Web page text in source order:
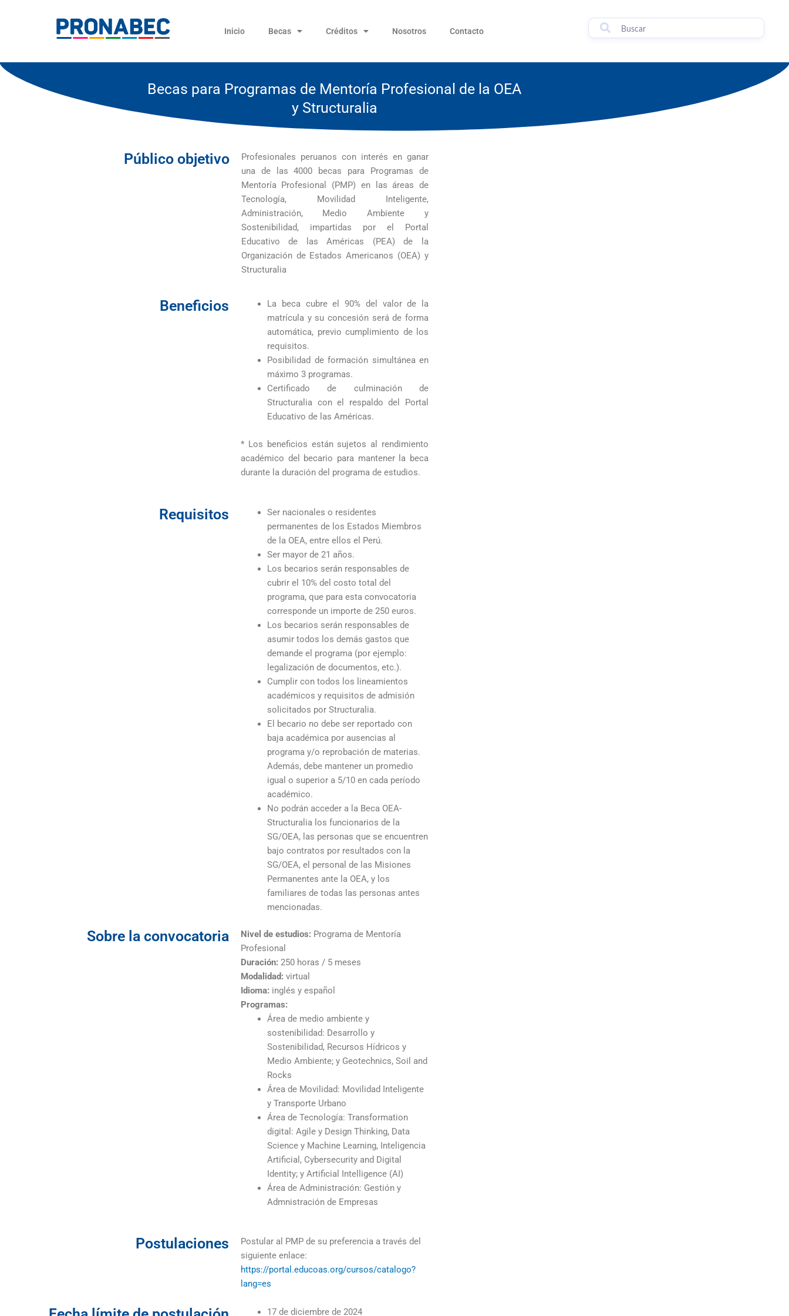
Inicio Becas Créditos Nosotros Contacto
Becas para Programas de Mentoría Profesional de la OEA
y Structuralia
Público objetivo
Profesionales peruanos con interés en ganar
una de las 4000 becas para Programas de
Mentoría Profesional (PMP) en las áreas de
Tecnología, Movilidad Inteligente,
Administración, Medio Ambiente y
Sostenibilidad, impartidas por el Portal
Educativo de las Américas (PEA) de la
Organización de Estados Americanos (OEA) y
Structuralia
Beneficios
La beca cubre el 90% del valor de la
matrícula y su concesión será de forma
automática, previo cumplimiento de los
requisitos.
Posibilidad de formación simultánea en
máximo 3 programas.
Certificado de culminación de
Structuralia con el respaldo del Portal
Educativo de las Américas.
* Los beneficios están sujetos al rendimiento
académico del becario para mantener la beca
durante la duración del programa de estudios.
Requisitos
Ser nacionales o residentes
permanentes de los Estados Miembros
de la OEA, entre ellos el Perú.
Ser mayor de 21 años.
Los becarios serán responsables de
cubrir el 10% del costo total del
programa, que para esta convocatoria
corresponde un importe de 250 euros.
Los becarios serán responsables de
asumir todos los demás gastos que
demande el programa (por ejemplo:
legalización de documentos, etc.).
Cumplir con todos los lineamientos
académicos y requisitos de admisión
solicitados por Structuralia.
El becario no debe ser reportado con
baja académica por ausencias al
programa y/o reprobación de materias.
Además, debe mantener un promedio
igual o superior a 5/10 en cada período
académico.
No podrán acceder a la Beca OEA-
Structuralia los funcionarios de la
SG/OEA, las personas que se encuentren
bajo contratos por resultados con la
SG/OEA, el personal de las Misiones
Permanentes ante la OEA, y los
familiares de todas las personas antes
mencionadas.
Sobre la convocatoria Nivel de estudios: Programa de Mentoría
Profesional
Duración: 250 horas / 5 meses
Modalidad: virtual
Idioma: inglés y español
Programas:
Área de medio ambiente y
sostenibilidad: Desarrollo y
Sostenibilidad, Recursos Hídricos y
Medio Ambiente; y Geotechnics, Soil and
Rocks
Área de Movilidad: Movilidad Inteligente
y Transporte Urbano
Área de Tecnología: Transformation
digital: Agile y Design Thinking, Data
Science y Machine Learning, Inteligencia
Artificial, Cybersecurity and Digital
Identity; y Artificial Intelligence (AI)
Área de Administración: Gestión y
Admnistración de Empresas
Postulaciones
Postular al PMP de su preferencia a través del
siguiente enlace:
https://portal.educoas.org/cursos/catalogo?
lang=es
17 de diciembre de 2024